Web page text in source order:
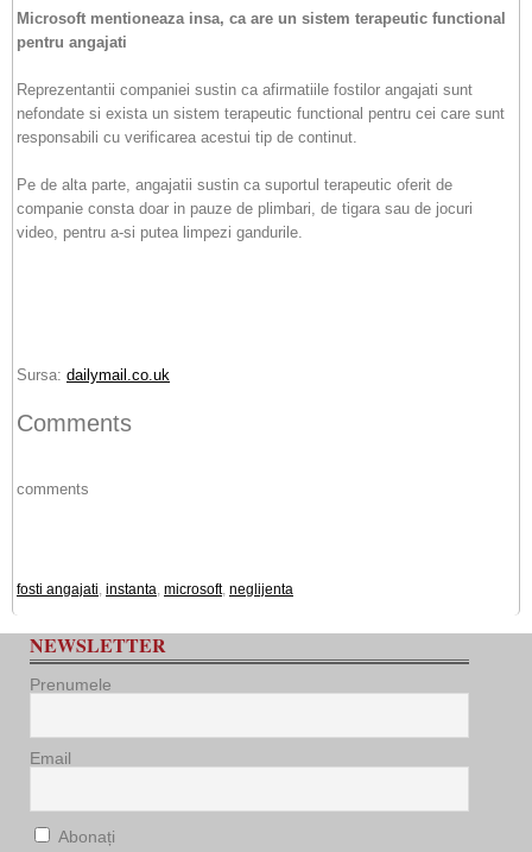
Microsoft mentioneaza insa, ca are un sistem terapeutic functional
pentru angajati
Reprezentantii companiei sustin ca afirmatiile fostilor angajati sunt
nefondate si exista un sistem terapeutic functional pentru cei care sunt
responsabili cu verificarea acestui tip de continut.
Pe de alta parte, angajatii sustin ca suportul terapeutic oferit de
companie consta doar in pauze de plimbari, de tigara sau de jocuri
video, pentru a-si putea limpezi gandurile.
Sursa: dailymail.co.uk
Comments
comments
fosti angajati, instanta, microsoft, neglijenta
NEWSLETTER
Prenumele
Email
Abonați